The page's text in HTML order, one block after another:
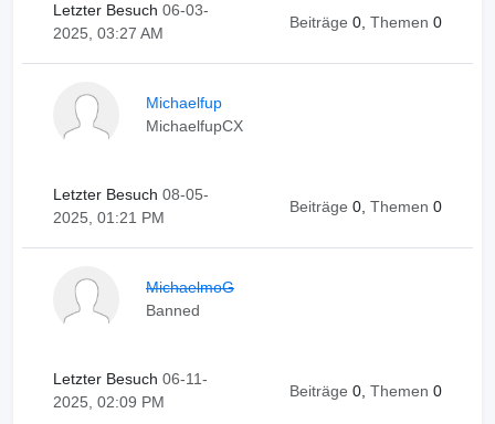
Letzter Besuch 06-03-
2025, 03:27 AM
Beiträge 0, Themen 0
Michaelfup
MichaelfupCX
Letzter Besuch 08-05-
2025, 01:21 PM
Beiträge 0, Themen 0
MichaelmoG
Banned
Letzter Besuch 06-11-
2025, 02:09 PM
Beiträge 0, Themen 0